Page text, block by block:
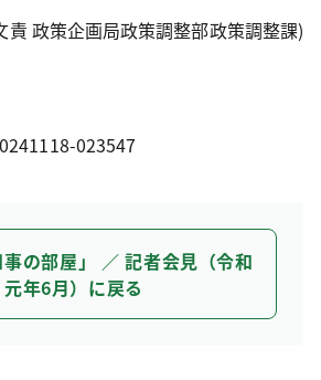
責 政策企画局政策調整部政策調整課)
023547
の部屋」 ／ 記者会見（令和
元年6月）に戻る